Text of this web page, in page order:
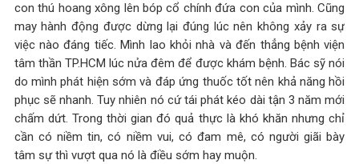
con thú hoang xông lên bóp cổ chính đứa con của mình. Cũng
may hành động được dừng lại đúng lúc nên không xảy ra sự
việc nào đáng tiếc. Mình lao khỏi nhà và đến thẳng bệnh viện
tâm thần TP.HCM lúc nửa đêm để được khám bệnh. Bác sỹ nói
do mình phát hiện sớm và đáp ứng thuốc tốt nên khả năng hồi
phục sẽ nhanh. Tuy nhiên nó cứ tái phát kéo dài tận 3 năm mới
chấm dứt. Trong thời gian đó quả thực là khó khăn nhưng chỉ
cần có niềm tin, có niềm vui, có đam mê, có người giãi bày
tâm sự thì vượt qua nó là điều sớm hay muộn.